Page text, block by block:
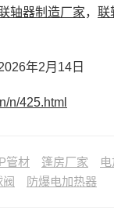
轴器制造厂家， 联
年2月14日
n/425.html
管材 篷房厂家
防爆电加热器